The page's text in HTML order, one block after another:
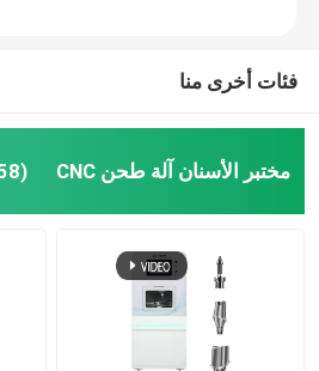
فئات أخرى منا
مختبر الأسنان آلة طحن CNC (58)